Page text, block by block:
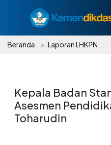
Beranda Laporan LHKPN ...
Kepala Badan
Asesmen
Toharudin